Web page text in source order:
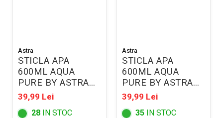
Astra
STICLA APA
600ML AQUA
PURE BY ASTRA
PINK/MINT
511025017
39,99 Lei
28 IN STOC
Astra
STICLA APA
600ML AQUA
PURE BY ASTRA
GREEN/BLACK
511025021
39,99 Lei
35 IN STOC